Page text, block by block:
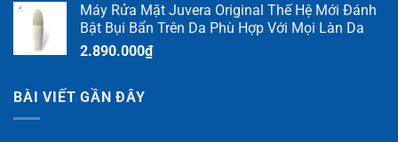
Máy Rửa Mặt Juvera Original Thế Hệ Mới Đánh
Bật Bụi Bẩn Trên Da Phù Hợp Với Mọi Làn Da
2.890.000₫
BÀI VIẾT GẦN ĐÂY